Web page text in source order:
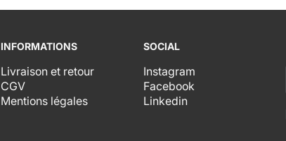
INFORMATIONS
Livraison et retour
CGV
Mentions légales
SOCIAL
Instagram
Facebook
Linkedin